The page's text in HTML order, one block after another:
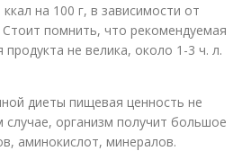
на 100 г, в зависимости от
помнить, что рекомендуемая
не велика, около 1-3 ч. л.
диеты пищевая ценность не
случае, организм получит большое
аминокислот, минералов.